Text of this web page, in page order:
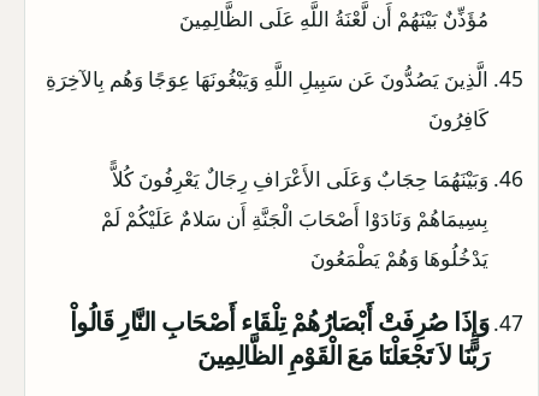
مُؤَذِّنٌ بَيْنَهُمْ أَن لَّعْنَةُ اللَّهِ عَلَى الظَّالِمِينَ
الَّذِينَ يَصُدُّونَ عَن سَبِيلِ اللَّهِ وَيَبْغُونَهَا عِوَجًا وَهُم بِالآخِرَةِ
كَافِرُونَ
وَبَيْنَهُمَا حِجَابٌ وَعَلَى الأَعْرَافِ رِجَالٌ يَعْرِفُونَ كُلاًّ
بِسِيمَاهُمْ وَنَادَوْا أَصْحَابَ الْجَنَّةِ أَن سَلامٌ عَلَيْكُمْ لَمْ
يَدْخُلُوهَا وَهُمْ يَطْمَعُونَ
وَإِذَا صُرِفَتْ أَبْصَارُهُمْ تِلْقَاء أَصْحَابِ النَّارِ قَالُواْ
رَبَّنَا لاَ تَجْعَلْنَا مَعَ الْقَوْمِ الظَّالِمِينَ